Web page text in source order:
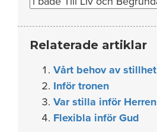
Relaterade artiklar
Vårt behov av stillhet
Inför tronen
Var stilla inför Herren
Flexibla inför Gud